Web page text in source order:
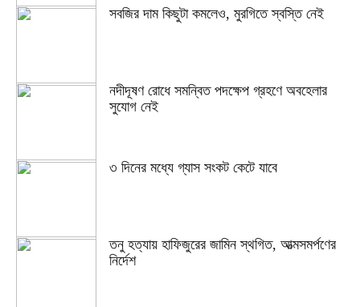
সবজির দাম কিছুটা কমলেও, মুরগিতে স্বস্তি নেই
নদীদূষণ রোধে সমন্বিত পদক্ষেপ গ্রহণে অবহেলার
সুযোগ নেই
৩ দিনের মধ্যে গ্যাস সংকট কেটে যাবে
তনু হত্যায় হাফিজুরের জামিন স্থগিত, আত্মসমর্পণের
নির্দেশ